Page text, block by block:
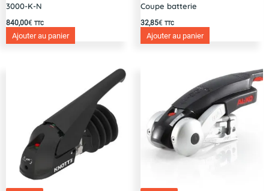
3000-K-N
840,00€ TTC
Ajouter au panier
Coupe batterie
32,85€ TTC
Ajouter au panier